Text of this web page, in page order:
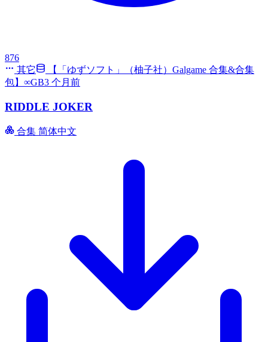
876
其它
【「ゆずソフト」（柚子社）Galgame 合集&合集
包】∞GB3 个月前
RIDDLE JOKER
合集 简体中文